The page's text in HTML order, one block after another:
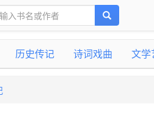
历史传记 诗词戏曲 文学